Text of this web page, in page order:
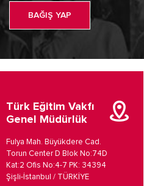
BAĞIŞ YAP
Türk Eğitim Vakfı
Genel Müdürlük
Fulya Mah. Büyükdere Cad.
Torun Center D Blok No:74D
Kat:2 Ofis No:4-7 PK: 34394
Şişli-İstanbul / TÜRKİYE